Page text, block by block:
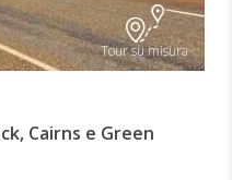
Tour su misura
Cairns e Green